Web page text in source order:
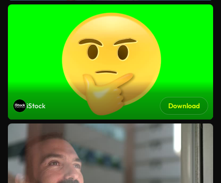
iStock Download